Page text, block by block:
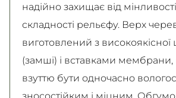
надійно захищає від
складності рельєфу. Верх
виготовлений з високоякісної
(замші) і вставками
взуттю бути одночасно
зносостійким і міцним.